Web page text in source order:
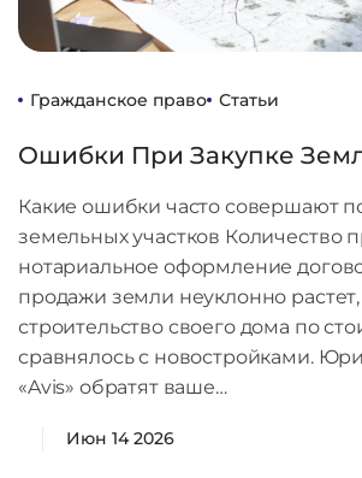
Гражданское право Статьи
Ошибки При Закупке
Какие ошибки часто совершают
земельных участков Количество
нотариальное оформление
продажи земли неуклонно растет,
строительство своего дома по
сравнялось с новостройками.
«Avis» обратят ваше…
Июн 14 2026